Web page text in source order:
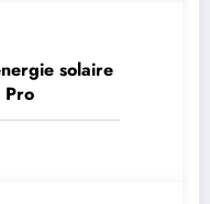
solaire
Pro